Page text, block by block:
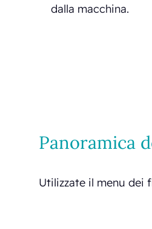
dalla macchina.
Panoramica
Utilizzate il menu dei